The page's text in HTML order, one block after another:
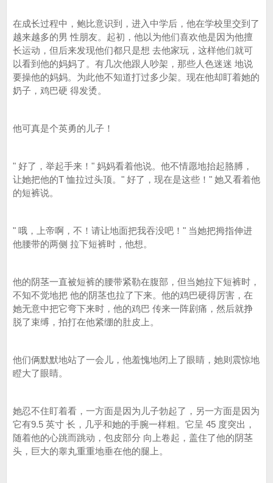
在成长过程中，鲍比意识到，进入中学后，他在学校里交到了
越来越多的男 性朋友。起初，他以为他们喜欢他是因为他擅
长运动，但后来发现他们都只是想 去他家玩，这样他们就可
以看到他的妈妈了。有几次他跟人吵架，那些人色迷迷 地说
要操他的妈妈。为此他不知道打过多少架。现在他却盯着她的
奶子，鸡巴硬 得发烫。
他可真是个英勇的儿子！
" 好了，举起手来！" 妈妈看着他说。他不情愿地抬起胳膊，
让她把他的T 恤拉过头顶。" 好了，现在是这些！" 她又看着他
的短裤说。
" 哦，上帝啊，不！请让地面把我吞没吧！" 当她把拇指伸进
他腰带的两侧 拉下短裤时，他想。
他的阴茎一直被短裤的腰带紧勒在腹部，但当她拉下短裤时，
不知不觉地把 他的阴茎也拉了下来。他的鸡巴硬得厉害，在
她无意中把它弯下来时，他的鸡巴 传来一阵剧痛，然后就挣
脱了束缚，拍打在他紧绷的肚皮上。
他们俩默默地站了一会儿，他羞愧地闭上了眼睛，她则震惊地
瞪大了眼睛。
她忍不住盯着看，一方面是因为儿子勃起了，另一方面是因为
它有9.5 英寸 长，几乎和她的手腕一样粗。它呈 45 度突出，
随着他的心跳而跳动，包皮部分 向上卷起，盖住了他的阴茎
头，巨大的睾丸重重地垂在他的腿上。